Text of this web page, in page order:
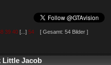
39 40 [...] 54 [ Gesamt: 54 Bilder ]
Jacob